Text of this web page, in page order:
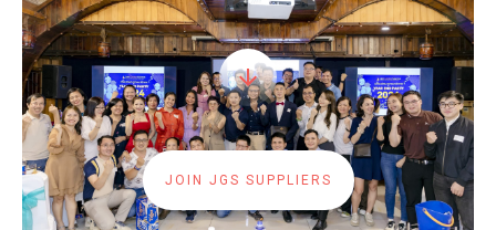
JOIN JGS SUPPLIERS